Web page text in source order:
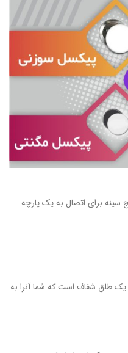
برای اتصال به یک پارچه
یک طلق شفاف است که شما آنرا به